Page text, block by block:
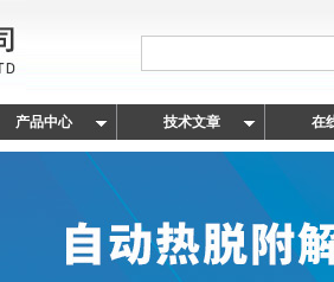
产品中心 技术文章 在